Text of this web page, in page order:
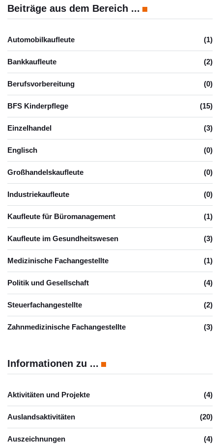
Beiträge aus dem Bereich ...
Automobilkaufleute (1)
Bankkaufleute (2)
Berufsvorbereitung (0)
BFS Kinderpflege (15)
Einzelhandel (3)
Englisch (0)
Großhandelskaufleute (0)
Industriekaufleute (0)
Kaufleute für Büromanagement (1)
Kaufleute im Gesundheitswesen (3)
Medizinische Fachangestellte (1)
Politik und Gesellschaft (4)
Steuerfachangestellte (2)
Zahnmedizinische Fachangestellte (3)
Informationen zu ...
Aktivitäten und Projekte (4)
Auslandsaktivitäten (20)
Auszeichnungen (4)